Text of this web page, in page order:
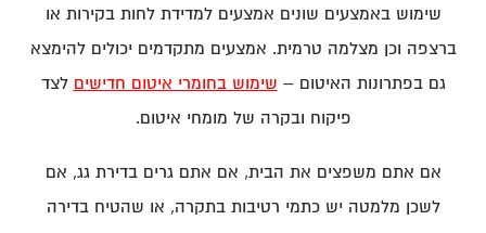
שימוש באמצעים שונים אמצעים למדידת לחות בקירות או
ברצפה וכן מצלמה טרמית. אמצעים מתקדמים יכולים להימצא
גם בפתרונות האיטום – שימוש בחומרי איטום חדישים לצד
פיקוח ובקרה של מומחי איטום.
אם אתם משפצים את הבית, אם אתם גרים בדירת גג, אם
לשכן מלמטה יש כתמי רטיבות בתקרה, או שהטיח בדירה